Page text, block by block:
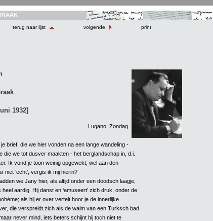
terug naar lijst volgende print
1932]
Lugano, Zondag.
brief, die we hier vonden na een lange wandeling -
die we tot dusver maakten - het berglandschap in, d.i.
Ik vond je toon weinig opgewekt, wel aan den
niet ‘echt’; vergis ik mij hierin?
we Jany hier, als altijd onder een doodsch laagje,
aardig. Hij danst en ‘amuseert’ zich druk, onder de
als hij er over vertelt hoor je de innerlijke
die verspreidt zich als de walm van een Turksch bad
never mind, iets beters schijnt hij toch niet te